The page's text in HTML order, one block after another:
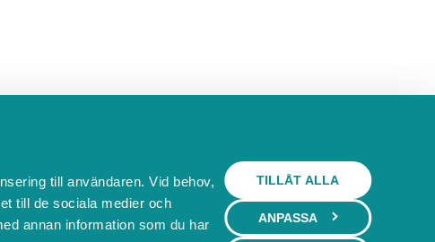
till användaren. Vid behov,
till de sociala medier och
annan information som du har
TILLÅT ALLA
ANPASSA